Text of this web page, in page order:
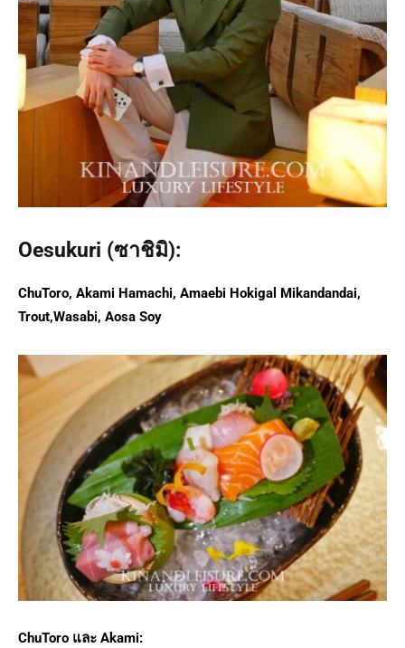
Oesukuri (ซาชิมิ):
ChuToro, Akami Hamachi, Amaebi Hokigal Mikandandai,
Trout,Wasabi, Aosa Soy
ChuToro และ Akami: